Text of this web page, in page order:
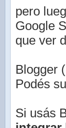
pero
Google
que ver
Blogger
Podés
Si usás